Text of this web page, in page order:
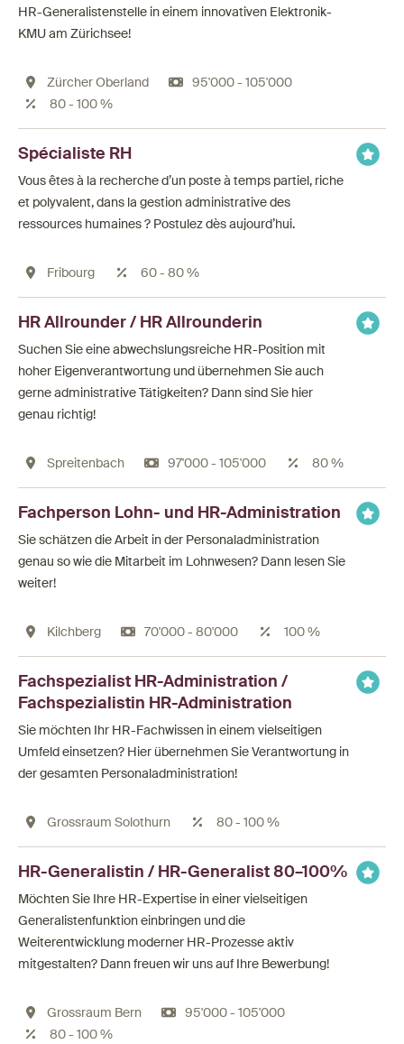
HR-Generalistenstelle in einem innovativen Elektronik-
KMU am Zürichsee!
Zürcher Oberland
95'000 - 105'000
80 - 100 %
Spécialiste RH
Vous êtes à la recherche d’un poste à temps partiel, riche
et polyvalent, dans la gestion administrative des
ressources humaines ? Postulez dès aujourd’hui.
Fribourg 60 - 80 %
HR Allrounder / HR Allrounderin
Suchen Sie eine abwechslungsreiche HR-Position mit
hoher Eigenverantwortung und übernehmen Sie auch
gerne administrative Tätigkeiten? Dann sind Sie hier
genau richtig!
Spreitenbach 97'000 - 105'000 80 %
Fachperson Lohn- und HR-Administration
Sie schätzen die Arbeit in der Personaladministration
genau so wie die Mitarbeit im Lohnwesen? Dann lesen Sie
weiter!
Kilchberg 70'000 - 80'000 100 %
Fachspezialist HR-Administration /
Fachspezialistin HR-Administration
Sie möchten Ihr HR-Fachwissen in einem vielseitigen
Umfeld einsetzen? Hier übernehmen Sie Verantwortung in
der gesamten Personaladministration!
Grossraum Solothurn 80 - 100 %
HR-Generalistin / HR-Generalist 80–100%
Möchten Sie Ihre HR-Expertise in einer vielseitigen
Generalistenfunktion einbringen und die
Weiterentwicklung moderner HR-Prozesse aktiv
mitgestalten? Dann freuen wir uns auf Ihre Bewerbung!
Grossraum Bern
95'000 - 105'000
80 - 100 %